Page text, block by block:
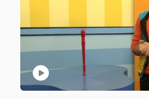
play_circle